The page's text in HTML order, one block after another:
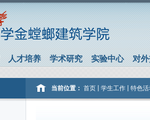
人才培养 学术研究 实验中心 对
当前位置： 首页 学生工作 特色